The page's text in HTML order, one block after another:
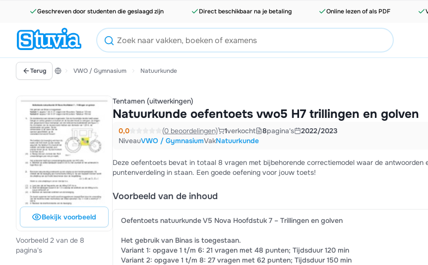
Geschreven door studenten die geslaagd zijn Direct beschikbaar na je betaling Online lezen of als PDF
Terug VWO / Gymnasium Natuurkunde
Bekijk voorbeeld
Voorbeeld 2 van de 8
pagina's
Tentamen (uitwerkingen)
Natuurkunde oefentoets vwo5 H7 trillingen en golven
0,0 (0 beoordelingen) 1verkocht 8pagina's
2022/2023
NiveauVWO / GymnasiumVakNatuurkunde
Deze oefentoets bevat in totaal 8 vragen met bijbehorende correctiemodel waar de antwoorden
puntenverdeling in staan. Een goede oefening voor jouw toets!
Voorbeeld van de inhoud
Oefentoets natuurkunde V5 Nova Hoofdstuk 7 – Trillingen en golven
Het gebruik van Binas is toegestaan.
Variant 1: opgave 1 t/m 6: 21 vragen met 48 punten; Tijdsduur 120 min
Variant 2: opgave 1 t/m 8: 27 vragen met 62 punten; Tijdsduur 150 min